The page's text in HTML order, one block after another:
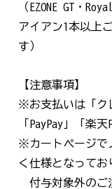
（EZONE GT・
アイアン1本以上
す）
【注意事項】
※お支払いは「ク
「PayPay」「楽
※カートページで
く仕様となってお
付与対象外のご